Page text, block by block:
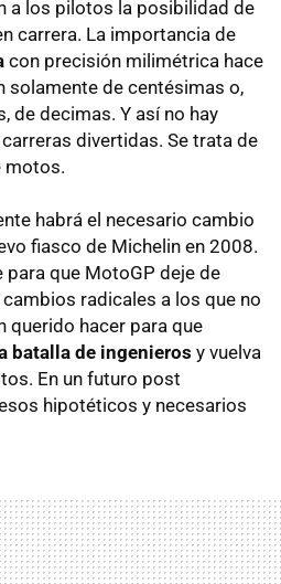
a los pilotos la posibilidad de
carrera. La importancia de
con precisión milimétrica hace
solamente de centésimas o,
de decimas. Y así no hay
divertidas. Se trata de
motos.
habrá el necesario cambio
fiasco de Michelin en 2008.
para que MotoGP deje de
radicales a los que no
querido hacer para que
batalla de ingenieros y vuelva
En un futuro post
hipotéticos y necesarios